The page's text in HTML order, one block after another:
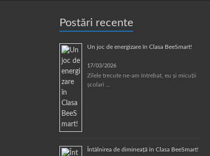
Postări recente
Un joc de energizare în Clasa BeeSmart!
17/03/2026
Zilele trecute ne-am întrebat, eu și micuții
școlari …
Întâlnirea de dimineață în Clasa BeeSmart!